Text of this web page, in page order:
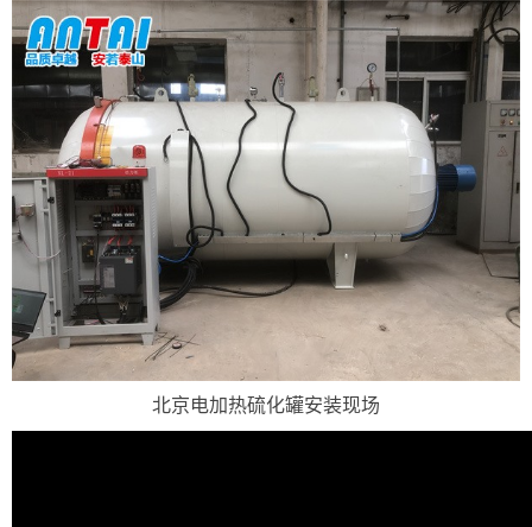
北京电加热硫化罐安装现场